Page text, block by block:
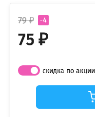
-4
79 ₽
75 ₽
скидка по акции